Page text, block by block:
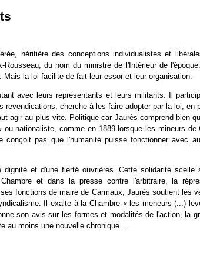
héritière des conceptions individualistes et
du nom du ministre de l'Intérieur de
la loi facilite de fait leur essor et leur organisation.
avec leurs représentants et leurs militants. Il
cherche à les faire adopter par la loi, en
agir au plus vite. Politique car Jaurès comprend bien
nationaliste, comme en 1889 lorsque les mineurs de
pas que l'humanité puisse fonctionner avec
et d'une fierté ouvrières. Cette solidarité scelle
et dans la presse contre l'arbitraire, la
fonctions de maire de Carmaux, Jaurès soutient les
Il exalte à la Chambre « les meneurs (...)
son avis sur les formes et modalités de l'action, la
moins une nouvelle chronique...